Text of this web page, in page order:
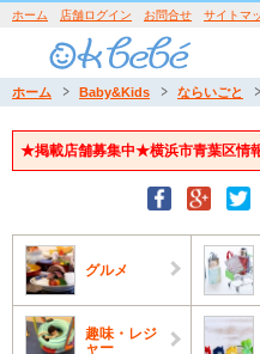
ホーム 店舗ログイン お問合せ サイトマ
ホーム Baby&Kids ならいごと
★掲載店舗募集中★横浜市青葉区情
グルメ
趣味・レジ
ャー